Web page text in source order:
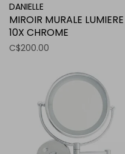
DANIELLE
MIROIR MURALE LUMIERE
10X CHROME
C$200.00